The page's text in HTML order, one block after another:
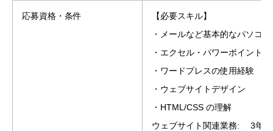
応募資格・条件
【必要スキル】
・メールなど基本的なパソコ
・エクセル・パワーポイント
・ワードプレスの使用経験
・ウェブサイトデザイン
・HTML/CSS の理解
ウェブサイト関連業務: 3年 (